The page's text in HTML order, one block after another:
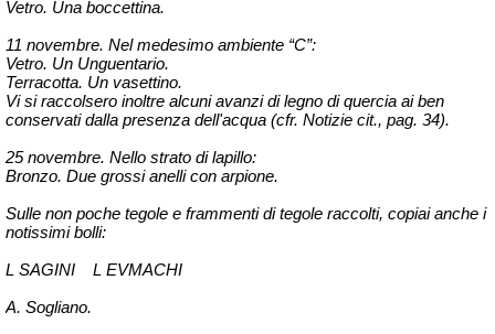
Vetro. Una boccettina.
11 novembre. Nel medesimo ambiente “C”:
Vetro. Un Unguentario.
Terracotta. Un vasettino.
Vi si raccolsero inoltre alcuni avanzi di legno di quercia ai ben
conservati dalla presenza dell'acqua (cfr. Notizie cit., pag. 34).
25 novembre. Nello strato di lapillo:
Bronzo. Due grossi anelli con arpione.
Sulle non poche tegole e frammenti di tegole raccolti, copiai anche i
notissimi bolli:
L SAGINI L EVMACHI
A. Sogliano.